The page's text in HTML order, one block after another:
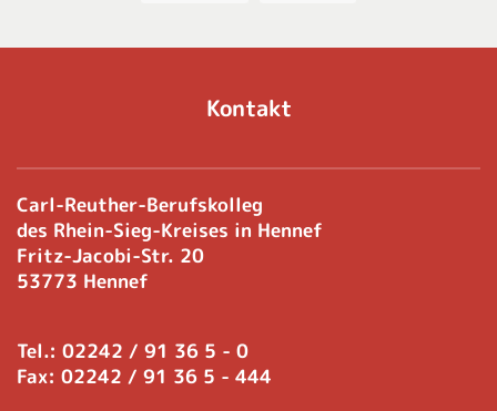
Kontakt
Carl-Reuther-Berufskolleg
des Rhein-Sieg-Kreises in Hennef
Fritz-Jacobi-Str. 20
53773 Hennef
Tel.: 02242 / 91 36 5 - 0
Fax: 02242 / 91 36 5 - 444